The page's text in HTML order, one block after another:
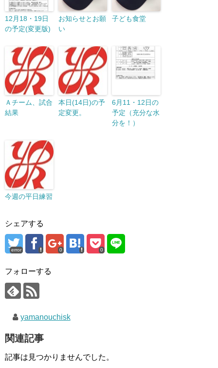
12月18・19日
の予定(変更版)
お知らせとお願
い
子ども食堂
Ａチーム、試合
結果
本日(14日)の予
定変更。
6月11・12日の
予定（充分な水
分を！）
今週の平日練習
シェアする
error 0 0
フォローする
yamanouchisk
関連記事
記事は見つかりませんでした。